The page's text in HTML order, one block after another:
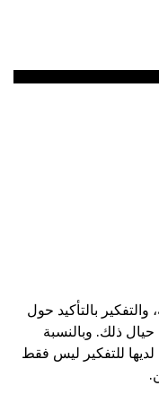
والتفكير بالتأكيد حول
حيال ذلك. وبالنسبة
للتفكير ليس فقط